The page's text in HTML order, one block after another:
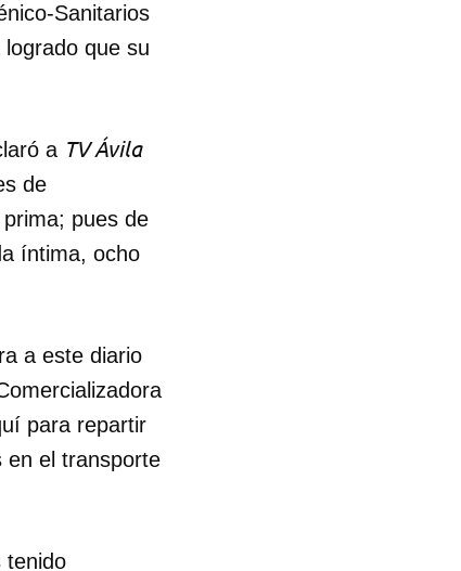
Sanitarios
que su
a TV Ávila
de
pues de
íntima, ocho
a este diario
para repartir
en el transporte
tenido